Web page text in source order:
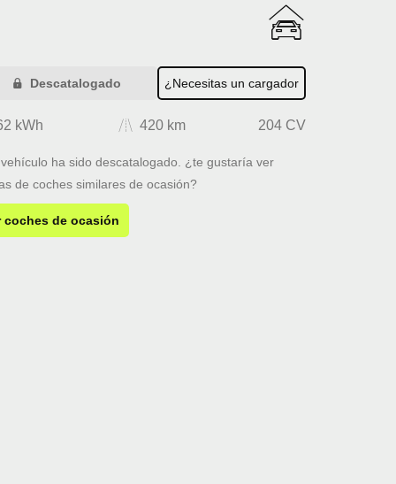
Descatalogado ¿Necesitas un cargador
kWh 420 km 204 CV
ha sido descatalogado. ¿te gustaría ver
de coches similares de ocasión?
coches de ocasión